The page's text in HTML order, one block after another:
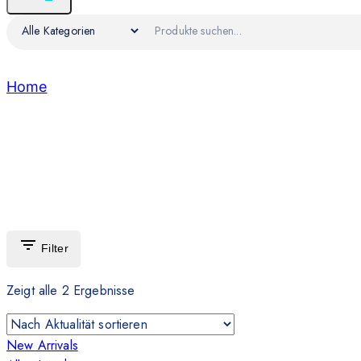
Home
Filter
Zeigt alle 2 Ergebnisse
New Arrivals